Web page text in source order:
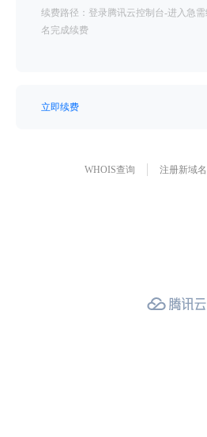
续费路径：登录腾讯云控制台-进入急
名完成续费
立即续费
WHOIS查询 注册新域名